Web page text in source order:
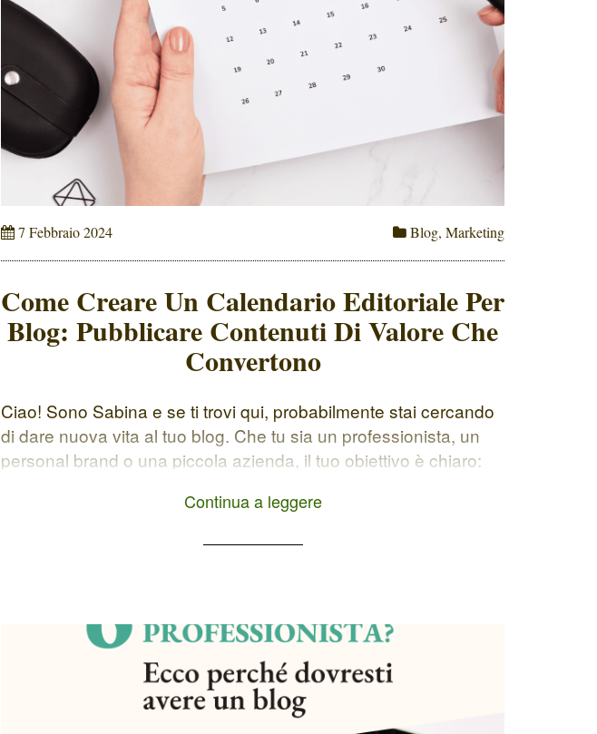
7 Febbraio 2024 Blog, Marketing
Come Creare Un Calendario Editoriale Per
Blog: Pubblicare Contenuti Di Valore Che
Convertono
Ciao! Sono Sabina e se ti trovi qui, probabilmente stai cercando
di dare nuova vita al tuo blog. Che tu sia un professionista, un
personal brand o una piccola azienda, il tuo obiettivo è chiaro:
incrementare le vendite e creare una community online di
Continua a leggere